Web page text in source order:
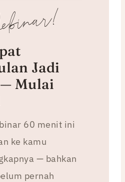
Jadi
— Mulai
60 menit ini
ke kamu
— bahkan
pernah